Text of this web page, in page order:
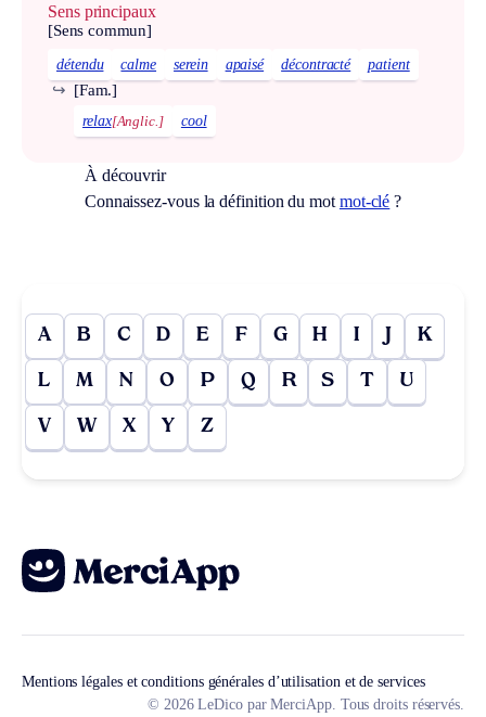
Sens principaux
[Sens commun]
détendu calme serein apaisé décontracté patient
[Fam.]
↪
relax[Anglic.] cool
À découvrir
Connaissez-vous la définition du mot mot-clé ?
A B C D E F G H I J K
L M N O P Q R S T U
V W X Y Z
Mentions légales et conditions générales d’utilisation et de services
© 2026 LeDico par MerciApp. Tous droits réservés.